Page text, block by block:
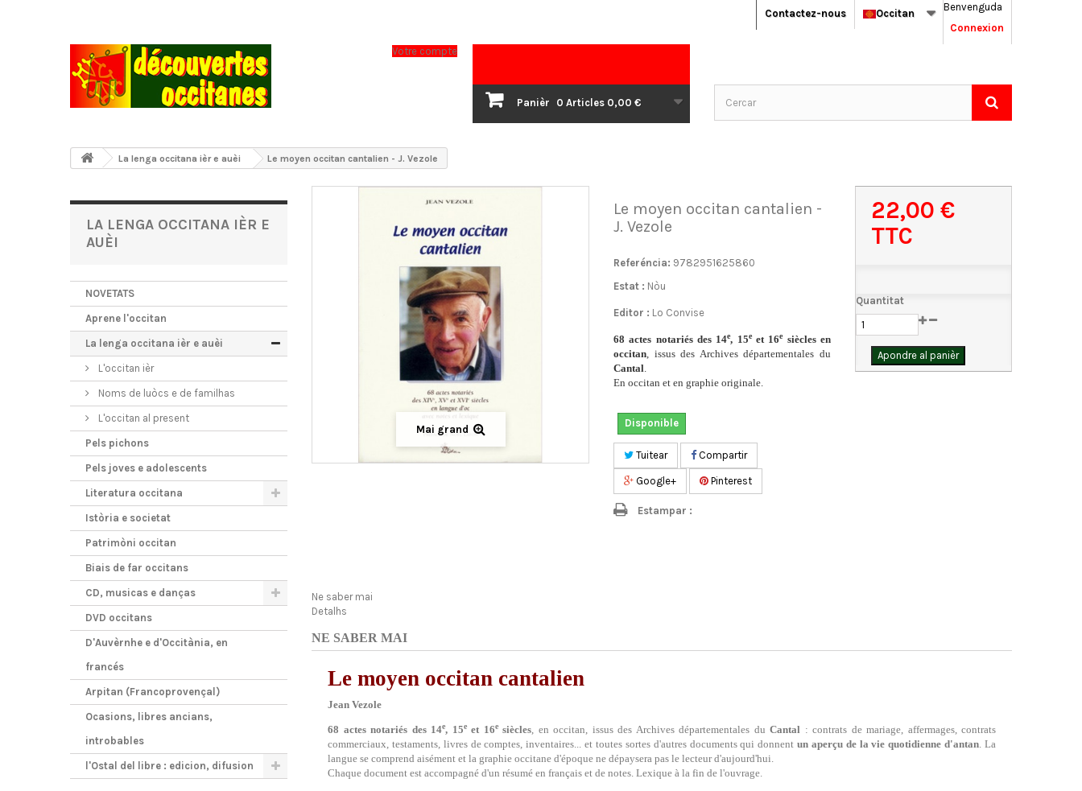
Benvenguda
Connexion
Occitan
Contactez-nous
Panièr 0 Articles 0,00 €
Votre compte
La lenga occitana ièr e auèi Le moyen occitan cantalien - J. Vezole
LA LENGA OCCITANA IÈR E
AUÈI
NOVETATS
Aprene l'occitan
La lenga occitana ièr e auèi
L'occitan ièr
Noms de luòcs e de familhas
L'occitan al present
Pels pichons
Pels joves e adolescents
Literatura occitana
Istòria e societat
Patrimòni occitan
Biais de far occitans
CD, musicas e danças
DVD occitans
D'Auvèrnhe e d'Occitània, en
francés
Arpitan (Francoprovençal)
Ocasions, libres ancians,
introbables
l'Ostal del libre : edicion, difusion
Mai grand
Le moyen occitan cantalien -
J. Vezole
Referéncia: 9782951625860
Estat : Nòu
Editor : Lo Convise
68 actes notariés des 14e, 15e et 16e siècles en
occitan, issus des Archives départementales du
Cantal.
En occitan et en graphie originale.
Disponible
Tuitear Compartir
Google+ Pinterest
Estampar :
22,00 €
TTC
Quantitat
Apondre al panièr
Ne saber mai
Detalhs
NE SABER MAI
Le moyen occitan cantalien
Jean Vezole
68 actes notariés des 14e, 15e et 16esiècles, en occitan, issus des Archives départementales du Cantal : contrats de mariage, affermages, contrats
commerciaux, testaments, livres de comptes, inventaires... et toutes sortes d'autres documents qui donnentun aperçu de la vie quotidienne d'antan. La
langue se comprend aisément et la graphie occitane d'époque ne dépaysera pas le lecteur d'aujourd'hui.
Chaque document est accompagné d'un résumé en français et de notes. Lexique à la fin de l'ouvrage.